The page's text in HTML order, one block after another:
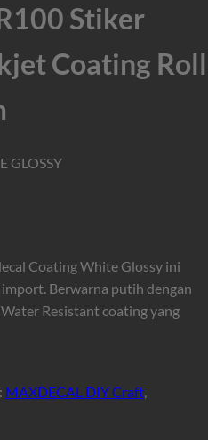
Stiker
Coating Roll
GLOSSY
Coating White Glossy ini
Berwarna putih dengan
Resistant coating yang
MAXDECAL DIY Craft,